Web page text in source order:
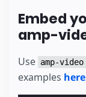
Embed
amp-
Use amp-video
examples here